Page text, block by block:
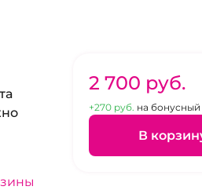
2 700 pуб.
+270 pуб. на бонусный
В